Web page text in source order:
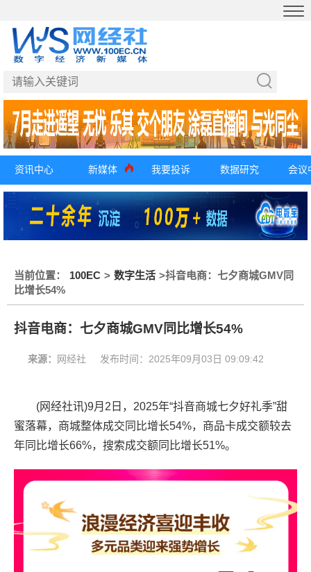
资讯中心 新媒体 我要投诉 数据研究 会议
当前位置： 100EC > 数字生活 >抖音电商：七夕商城GMV同
比增长54%
抖音电商：七夕商城GMV同比增长54%
来源： 网经社 发布时间： 2025年09月03日 09:09:42
(网经社讯)9月2日，2025年“抖音商城七夕好礼季”甜
蜜落幕，商城整体成交同比增长54%，商品卡成交额较去
年同比增长66%，搜索成交额同比增长51%。